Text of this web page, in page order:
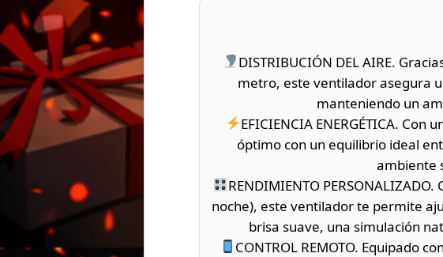
DISTRIBUCIÓN DEL AIRE.
metro, este ventilador asegura
manteniendo un
EFICIENCIA ENERGÉTICA.
óptimo con un equilibrio ideal
ambiente
RENDIMIENTO
noche), este ventilador te permite
brisa suave, una simulación
CONTROL REMOTO. Equipado